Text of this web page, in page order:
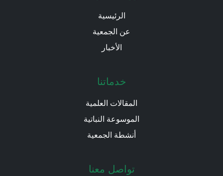
الرئيسية
عن الجمعية
الأخبار
خدماتنا
المقالات العلمية
الموسوعة النباتية
أنشطة الجمعية
تواصل معنا